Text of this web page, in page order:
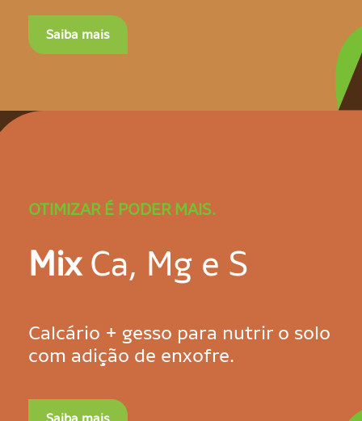
Saiba mais
OTIMIZAR É PODER MAIS.
MixCa, Mg e S
Calcário + gesso para nutrir o solo
com adição de enxofre.